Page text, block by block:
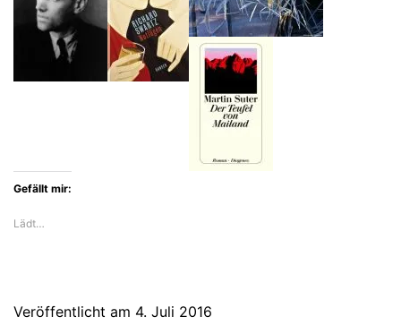
Gefällt mir:
Lädt…
Veröffentlicht am 4. Juli 2016